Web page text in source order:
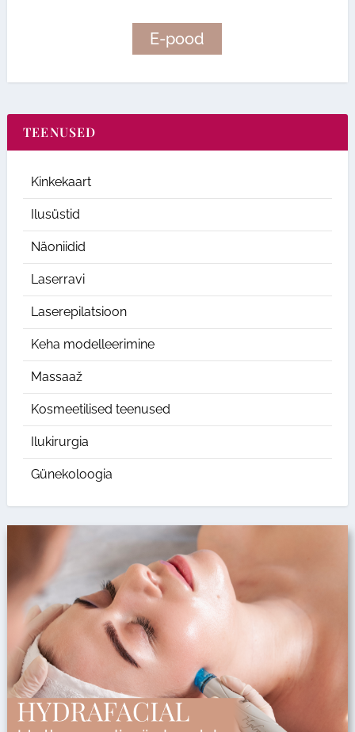
E-pood
TEENUSED
Kinkekaart
Ilusüstid
Näoniidid
Laserravi
Laserepilatsioon
Keha modelleerimine
Massaaž
Kosmeetilised teenused
Ilukirurgia
Günekoloogia